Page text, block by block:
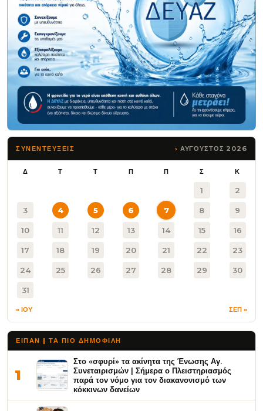
ΣΥΝΕΝΤΕΥΞΕΙΣ ΑΥΓΟΥΣΤΟΣ 2026
Δ Τ Τ Π Π Σ Κ
1 2
3 4 5 6 7 8 9
10 11 12 13 14 15 16
17 18 19 20 21 22 23
24 25 26 27 28 29 30
31
« ΙΟΥ ΣΕΠ »
ΕΙΠΑΝ | ΤΑ ΠΙΟ ΔΗΜΟΦΙΛΉ
1
Στο «σφυρί» τα ακίνητα της Ένωσης Αγ.
Συνεταιρισμών | Σήμερα ο Πλειστηριασμός
παρά τον νόμο για τον διακανονισμό των
κόκκινων δανείων